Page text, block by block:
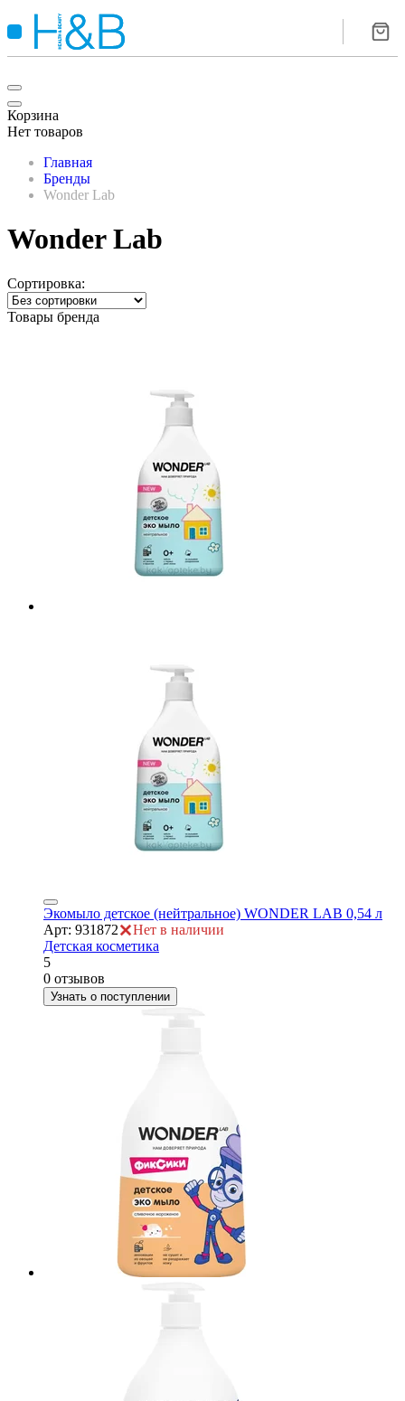
Корзина
Нет товаров
Главная
Бренды
Wonder Lab
Wonder Lab
Сортировка:
Товары бренда
Экомыло детское (нейтральное) WONDER LAB 0,54 л
Арт: 931872
Нет в наличии
Детская косметика
5
0 отзывов
Узнать о поступлении